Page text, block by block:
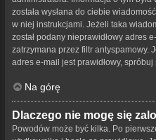
została wysłana do ciebie
w niej instrukcjami. Jeżeli taka
został podany nieprawidłowy adres
zatrzymana przez filtr antyspamowy.
adres e-mail jest prawidłowy,
Na górę
Dlaczego nie mogę się
Powodów może być kilka. Po